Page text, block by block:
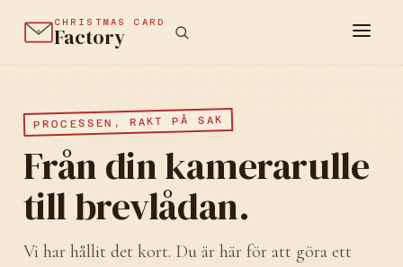
CHRISTMAS CARD
Factory
PROCESSEN, RAKT PÅ SAK
Från din kamerarulle
till brevlådan.
Vi har hållit det kort. Du är här för att göra ett